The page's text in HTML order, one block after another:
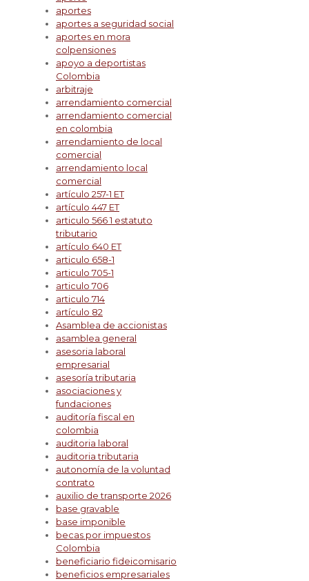
aportes
aportes a seguridad social
aportes en mora
colpensiones
apoyo a deportistas
Colombia
arbitraje
arrendamiento comercial
arrendamiento comercial
en colombia
arrendamiento de local
comercial
arrendamiento local
comercial
artículo 257-1 ET
artículo 447 ET
articulo 566 1 estatuto
tributario
artículo 640 ET
articulo 658-1
articulo 705-1
articulo 706
articulo 714
artículo 82
Asamblea de accionistas
asamblea general
asesoria laboral
empresarial
asesoría tributaria
asociaciones y
fundaciones
auditoría fiscal en
colombia
auditoria laboral
auditoria tributaria
autonomía de la voluntad
contrato
auxilio de transporte 2026
base gravable
base imponible
becas por impuestos
Colombia
beneficiario fideicomisario
beneficios empresariales